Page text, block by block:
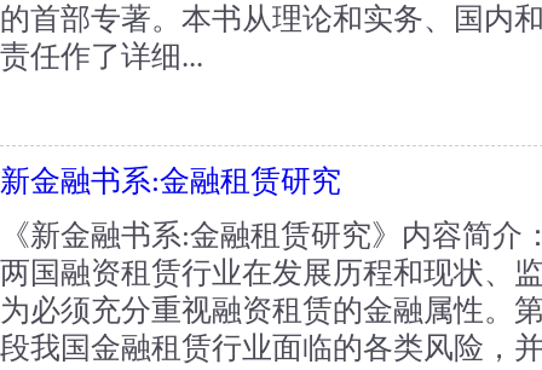
的首部专著。本书从理论和实务、国内
责任作了详细...
新金融书系:金融租赁研究
《新金融书系:金融租赁研究》内容简
两国融资租赁行业在发展历程和现状、
为必须充分重视融资租赁的金融属性。
段我国金融租赁行业面临的各类风险，